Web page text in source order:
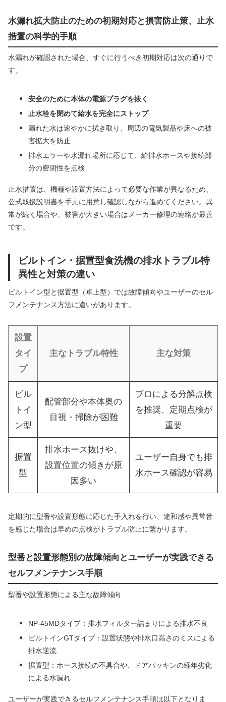
水漏れ拡大防止のための初期対応と損害防止策、止水
措置の科学的手順
水漏れが確認された場合、すぐに行うべき初期対応は次の通りで
す。
安全のために本体の電源プラグを抜く
止水栓を閉めて給水を完全にストップ
漏れた水は速やかに拭き取り、周辺の電気製品や床への被
害拡大を防止
排水エラーや水漏れ場所に応じて、給排水ホースや接続部
分の密閉性を点検
止水措置は、機種や設置方法によって必要な作業が異なるため、
公式取扱説明書を手元に用意し確認しながら進めてください。異
常が続く場合や、被害が大きい場合はメーカー修理の連絡が最善
です。
ビルトイン・据置型食洗機の排水トラブル特
異性と対策の違い
ビルトイン型と据置型（卓上型）では故障傾向やユーザーのセル
フメンテナンス方法に違いがあります。
設置
タイ
プ
主なトラブル特性 主な対策
ビル
トイ
ン型
配管部分や本体奥の
目視・掃除が困難
プロによる分解点検
を推奨、定期点検が
重要
据置
型
排水ホース抜けや、
設置位置の傾きが原
因多い
ユーザー自身でも排
水ホース確認が容易
定期的に型番や設置形態に応じた手入れを行い、違和感や異常音
を感じた場合は早めの点検がトラブル防止に繋がります。
型番と設置形態別の故障傾向とユーザーが実践できる
セルフメンテナンス手順
型番や設置形態による主な故障傾向
NP-45MDタイプ：排水フィルター詰まりによる排水不良
ビルトインGTタイプ：設置状態や排水口高さのミスによる
排水逆流
据置型：ホース接続の不具合や、ドアパッキンの経年劣化
による水漏れ
ユーザーが実践できるセルフメンテナンス手順は以下となりま